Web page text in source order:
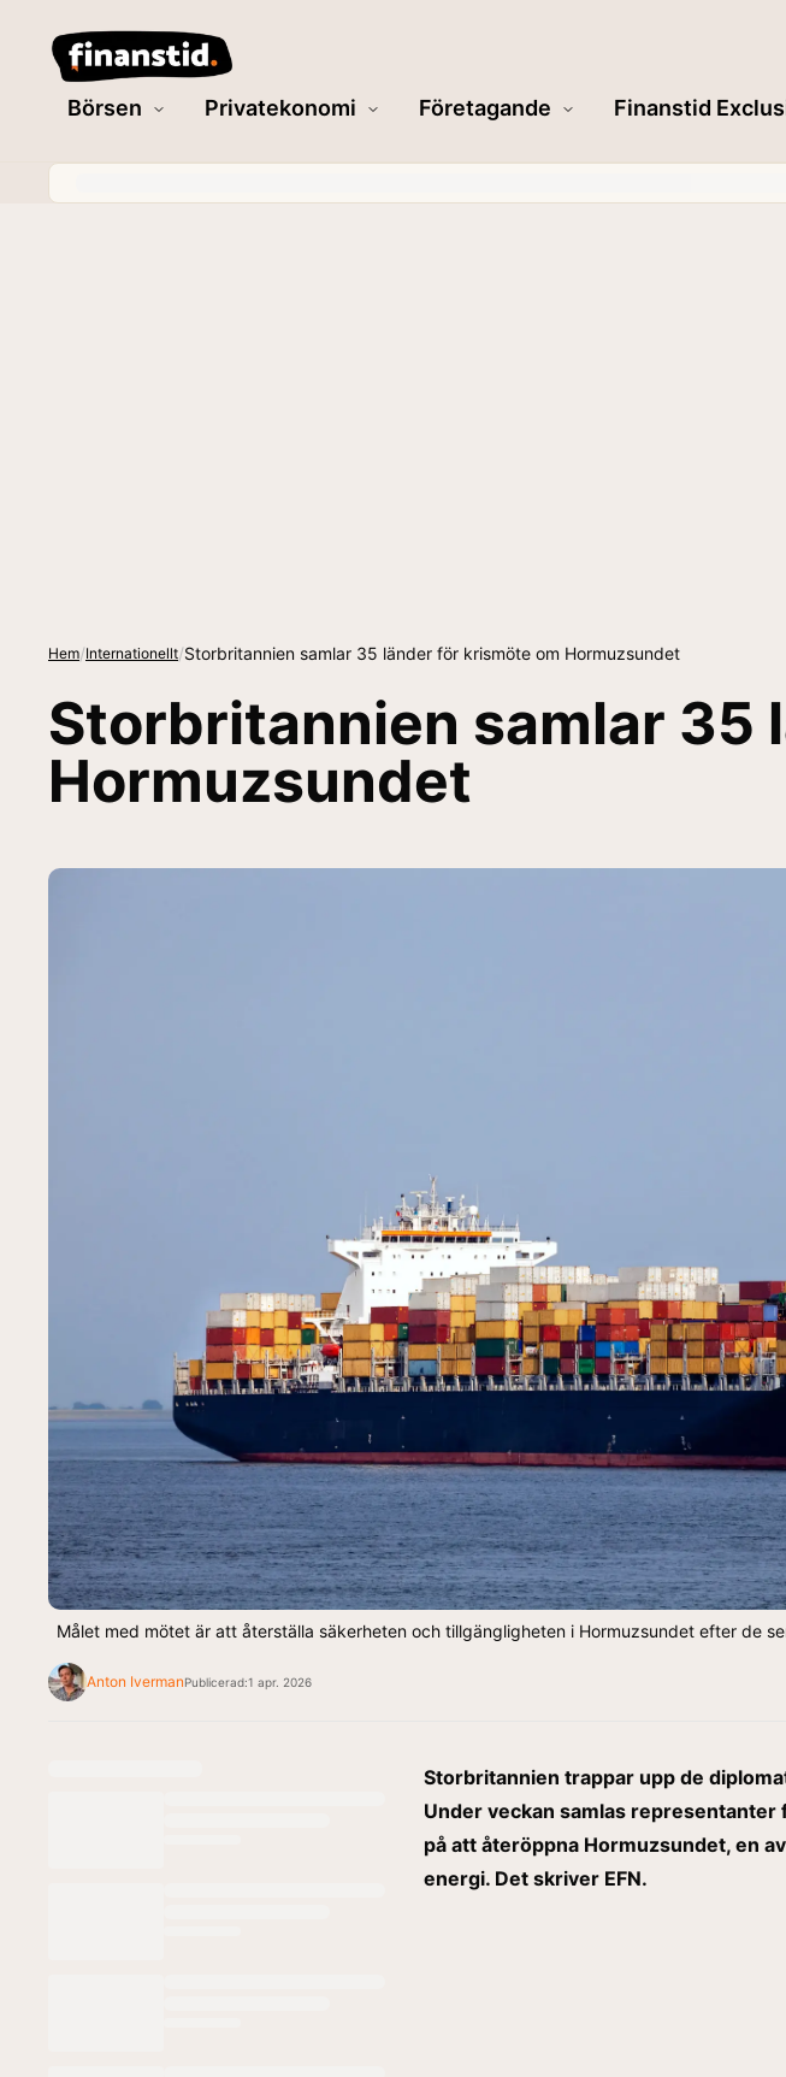
Börsen Privatekonomi Företagande Finanstid
Hem/Internationellt/Storbritannien samlar 35 länder för krismöte om Hormuzsundet
Storbritannien samlar 35
Hormuzsundet
Målet med mötet är att återställa säkerheten och tillgängligheten i Hormuzsundet efter de
Anton IvermanPublicerad:1 apr. 2026
Storbritannien trappar upp de
Under veckan samlas
på att återöppna Hormuzsundet, en
energi. Det skriver EFN.